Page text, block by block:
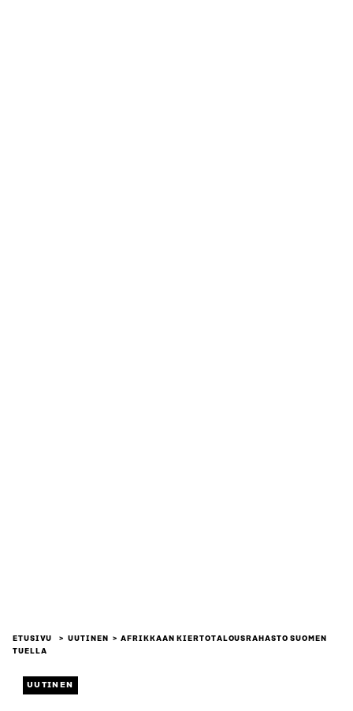
ETUSIVU UUTINEN
AFRIKKAAN KIERTOTALOUSRAHASTO SUOMEN
TUELLA
UUTINEN